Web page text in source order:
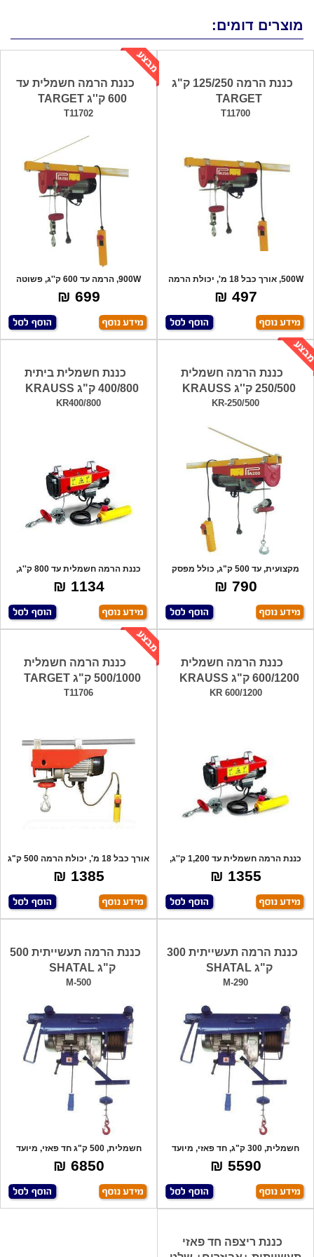
מוצרים דומים:
כננת הרמה 125/250 ק"ג
TARGET
T11700
500W, אורך כבל 18 מ', יכולת הרמה
125 ק"ג
497 ₪
כננת הרמה חשמלית עד
600 ק''ג TARGET
T11702
900W, הרמה עד 600 ק''ג, פשוטה
לתליה ולהפ
699 ₪
כננת הרמה חשמלית
250/500 ק''ג KRAUSS
KR-250/500
מקצועית, עד 500 ק"ג, כולל מפסק
ביטחון, כ
790 ₪
כננת חשמלית ביתית
400/800 ק"ג KRAUSS
KR400/800
כננת הרמה חשמלית עד 800 ק''ג,
הספק מנוע
1134 ₪
כננת הרמה חשמלית
600/1200 ק"ג KRAUSS
KR 600/1200
כננת הרמה חשמלית עד 1,200 ק''ג,
הספק מנו
1355 ₪
כננת הרמה חשמלית
500/1000 ק"ג TARGET
T11706
אורך כבל 18 מ', יכולת הרמה 500 ק"ג
עם אפ
1385 ₪
כננת הרמה תעשייתית 300
ק"ג SHATAL
M-290
חשמלית, 300 ק"ג, חד פאזי, מיועד
לתעשיה.
5590 ₪
כננת הרמה תעשייתית 500
ק"ג SHATAL
M-500
חשמלית, 500 ק"ג חד פאזי, מיועד
לעבודה יו
6850 ₪
כננת ריצפה חד פאזי